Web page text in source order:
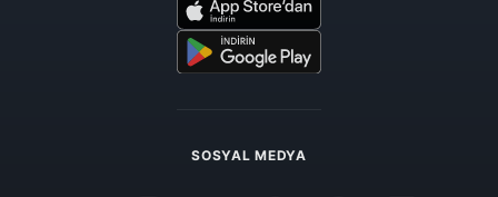
SOSYAL MEDYA